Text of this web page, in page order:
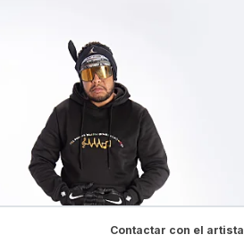
Contactar con el artista